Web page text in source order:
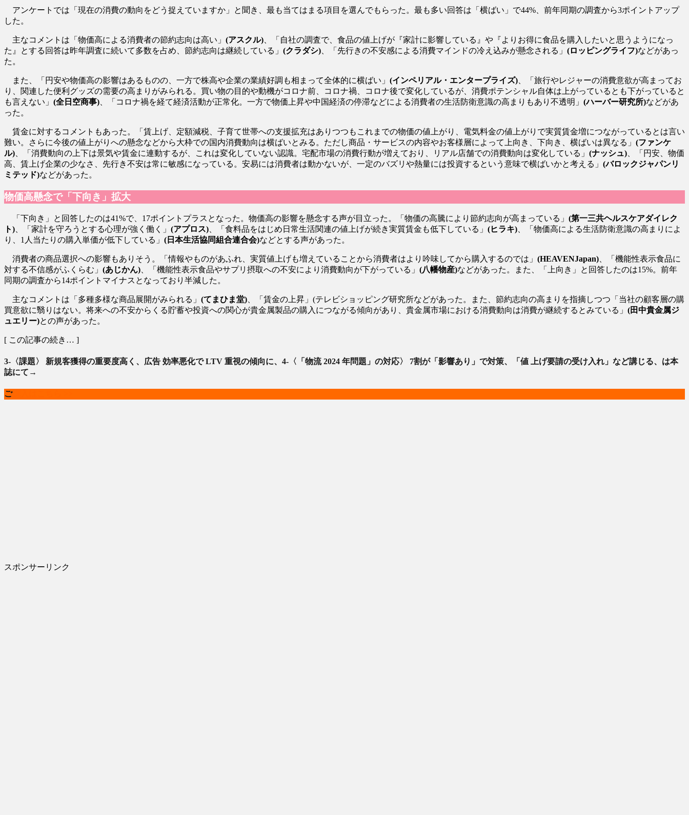
アンケートでは「現在の消費の動向をどう捉えていますか」と聞き、最も当てはまる項目を選んでもらった。最も多い回答は「横ばい」で44%、前年同期の調査から3ポイントアップ
した。
主なコメントは「物価高による消費者の節約志向は高い」 (アスクル) 、「自社の調査で、食品の値上げが『家計に影響している』や『よりお得に食品を購入したいと思うようになっ
た』とする回答は昨年調査に続いて多数を占め、節約志向は継続している」 (クラダシ) 、「先行きの不安感による消費マインドの冷え込みが懸念される」 (ロッピングライフ)などがあっ
た。
また、「円安や物価高の影響はあるものの、一方で株高や企業の業績好調も相まって全体的に横ばい」 (インペリアル・エンタープライズ) 、「旅行やレジャーの消費意欲が高まってお
り、関連した便利グッズの需要の高まりがみられる。買い物の目的や動機がコロナ前、コロナ禍、コロナ後で変化しているが、消費ポテンシャル自体は上がっているとも下がっていると
も言えない」 (全日空商事) 、「コロナ禍を経て経済活動が正常化。一方で物価上昇や中国経済の停滞などによる消費者の生活防衛意識の高まりもあり不透明」 (ハーバー研究所)などがあ
った。
賃金に対するコメントもあった。「賃上げ、定額減税、子育て世帯への支援拡充はありつつもこれまでの物価の値上がり、電気料金の値上がりで実質賃金増につながっているとは言い
難い。さらに今後の値上がりへの懸念などから大枠での国内消費動向は横ばいとみる。ただし商品・サービスの内容やお客様層によって上向き、下向き、横ばいは異なる」 (ファンケ
ル) 、「消費動向の上下は景気や賃金に連動するが、これは変化していない認識。宅配市場の消費行動が増えており、リアル店舗での消費動向は変化している」 (ナッシュ) 、「円安、物価
高、賃上げ企業の少なさ、先行き不安は常に敏感になっている。安易には消費者は動かないが、一定のバズリや熱量には投資するという意味で横ばいかと考える」 (バロックジャパンリ
ミテッド)などがあった。
物価高懸念で「下向き」拡大
「下向き」と回答したのは41%で、17ポイントプラスとなった。物価高の影響を懸念する声が目立った。「物価の高騰により節約志向が高まっている」 (第一三共ヘルスケアダイレク
ト) 、「家計を守ろうとする心理が強く働く」 (アプロス) 、「食料品をはじめ日常生活関連の値上げが続き実質賃金も低下している」 (ヒラキ) 、「物価高による生活防衛意識の高まりによ
り、1人当たりの購入単価が低下している」 (日本生活協同組合連合会)などとする声があった。
消費者の商品選択への影響もありそう。「情報やものがあふれ、実質値上げも増えていることから消費者はより吟味してから購入するのでは」 (HEAVENJapan) 、「機能性表示食品に
対する不信感がふくらむ」 (あじかん) 、「機能性表示食品やサプリ摂取への不安により消費動向が下がっている」 (八幡物産)などがあった。また、「上向き」と回答したのは15%。前年
同期の調査から14ポイントマイナスとなっており半減した。
主なコメントは「多種多様な商品展開がみられる」 (てまひま堂) 、「賃金の上昇」(テレビショッピング研究所などがあった。また、節約志向の高まりを指摘しつつ「当社の顧客層の購
買意欲に翳りはない。将来への不安からくる貯蓄や投資への関心が貴金属製品の購入につながる傾向があり、貴金属市場における消費動向は消費が継続するとみている」 (田中貴金属ジ
ュエリー)との声があった。
[ この記事の続き… ]
3-〈課題〉 新規客獲得の重要度高く、広告 効率悪化で LTV 重視の傾向に、4-〈「物流 2024 年問題」の対応〉 7割が「影響あり」で対策、「値 上げ要請の受け入れ」など講じる、は本
誌にて→
ご購入はこちら >>
スポンサーリンク